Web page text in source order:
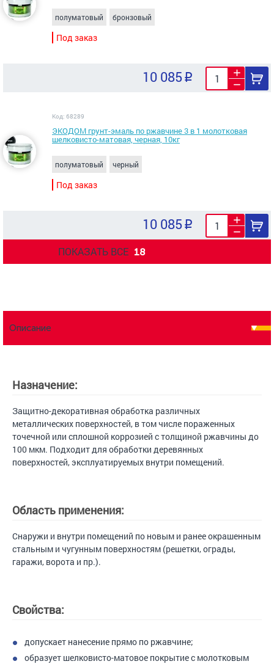
полуматовый бронзовый
Под заказ
10 085
Код: 68289
ЭКОДОМ грунт-эмаль по ржавчине 3 в 1 молотковая
шелковисто-матовая, черная, 10кг
полуматовый черный
Под заказ
10 085
ПОКАЗАТЬ ВСЕ 18
Описание
Назначение:
Защитно-декоративная обработка различных
металлических поверхностей, в том числе пораженных
точечной или сплошной коррозией с толщиной ржавчины до
100 мкм. Подходит для обработки деревянных
поверхностей, эксплуатируемых внутри помещений.
Область применения:
Снаружи и внутри помещений по новым и ранее окрашенным
стальным и чугунным поверхностям (решетки, ограды,
гаражи, ворота и пр.).
Свойства:
допускает нанесение прямо по ржавчине;
образует шелковисто-матовое покрытие с молотковым